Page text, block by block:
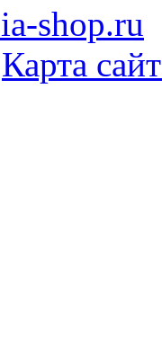
shop.ru
Карта